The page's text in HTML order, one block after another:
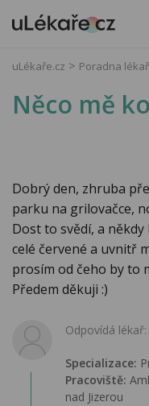
uLékaře.cz Poradna
Něco mě
Dobrý den, zhruba
parku na grilovačce,
Dost to svědí, a
celé červené a uvnitř
prosím od čeho by to
Předem děkuji :)
Odpovídá lékař:
Specializace:
Pracoviště:
nad Jizerou